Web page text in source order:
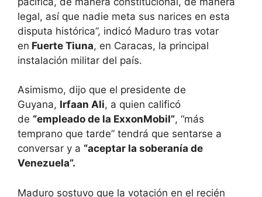
legal, así que nadie meta sus narices en esta
disputa histórica”, indicó Maduro tras votar
en Fuerte Tiuna, en Caracas, la principal
instalación militar del país.
Asimismo, dijo que el presidente de
Guyana, Irfaan Ali, a quien calificó
de “empleado de la ExxonMobil”, “más
temprano que tarde” tendrá que sentarse a
conversar y a “aceptar la soberanía de
Venezuela”.
Maduro sostuvo que la votación en el recién